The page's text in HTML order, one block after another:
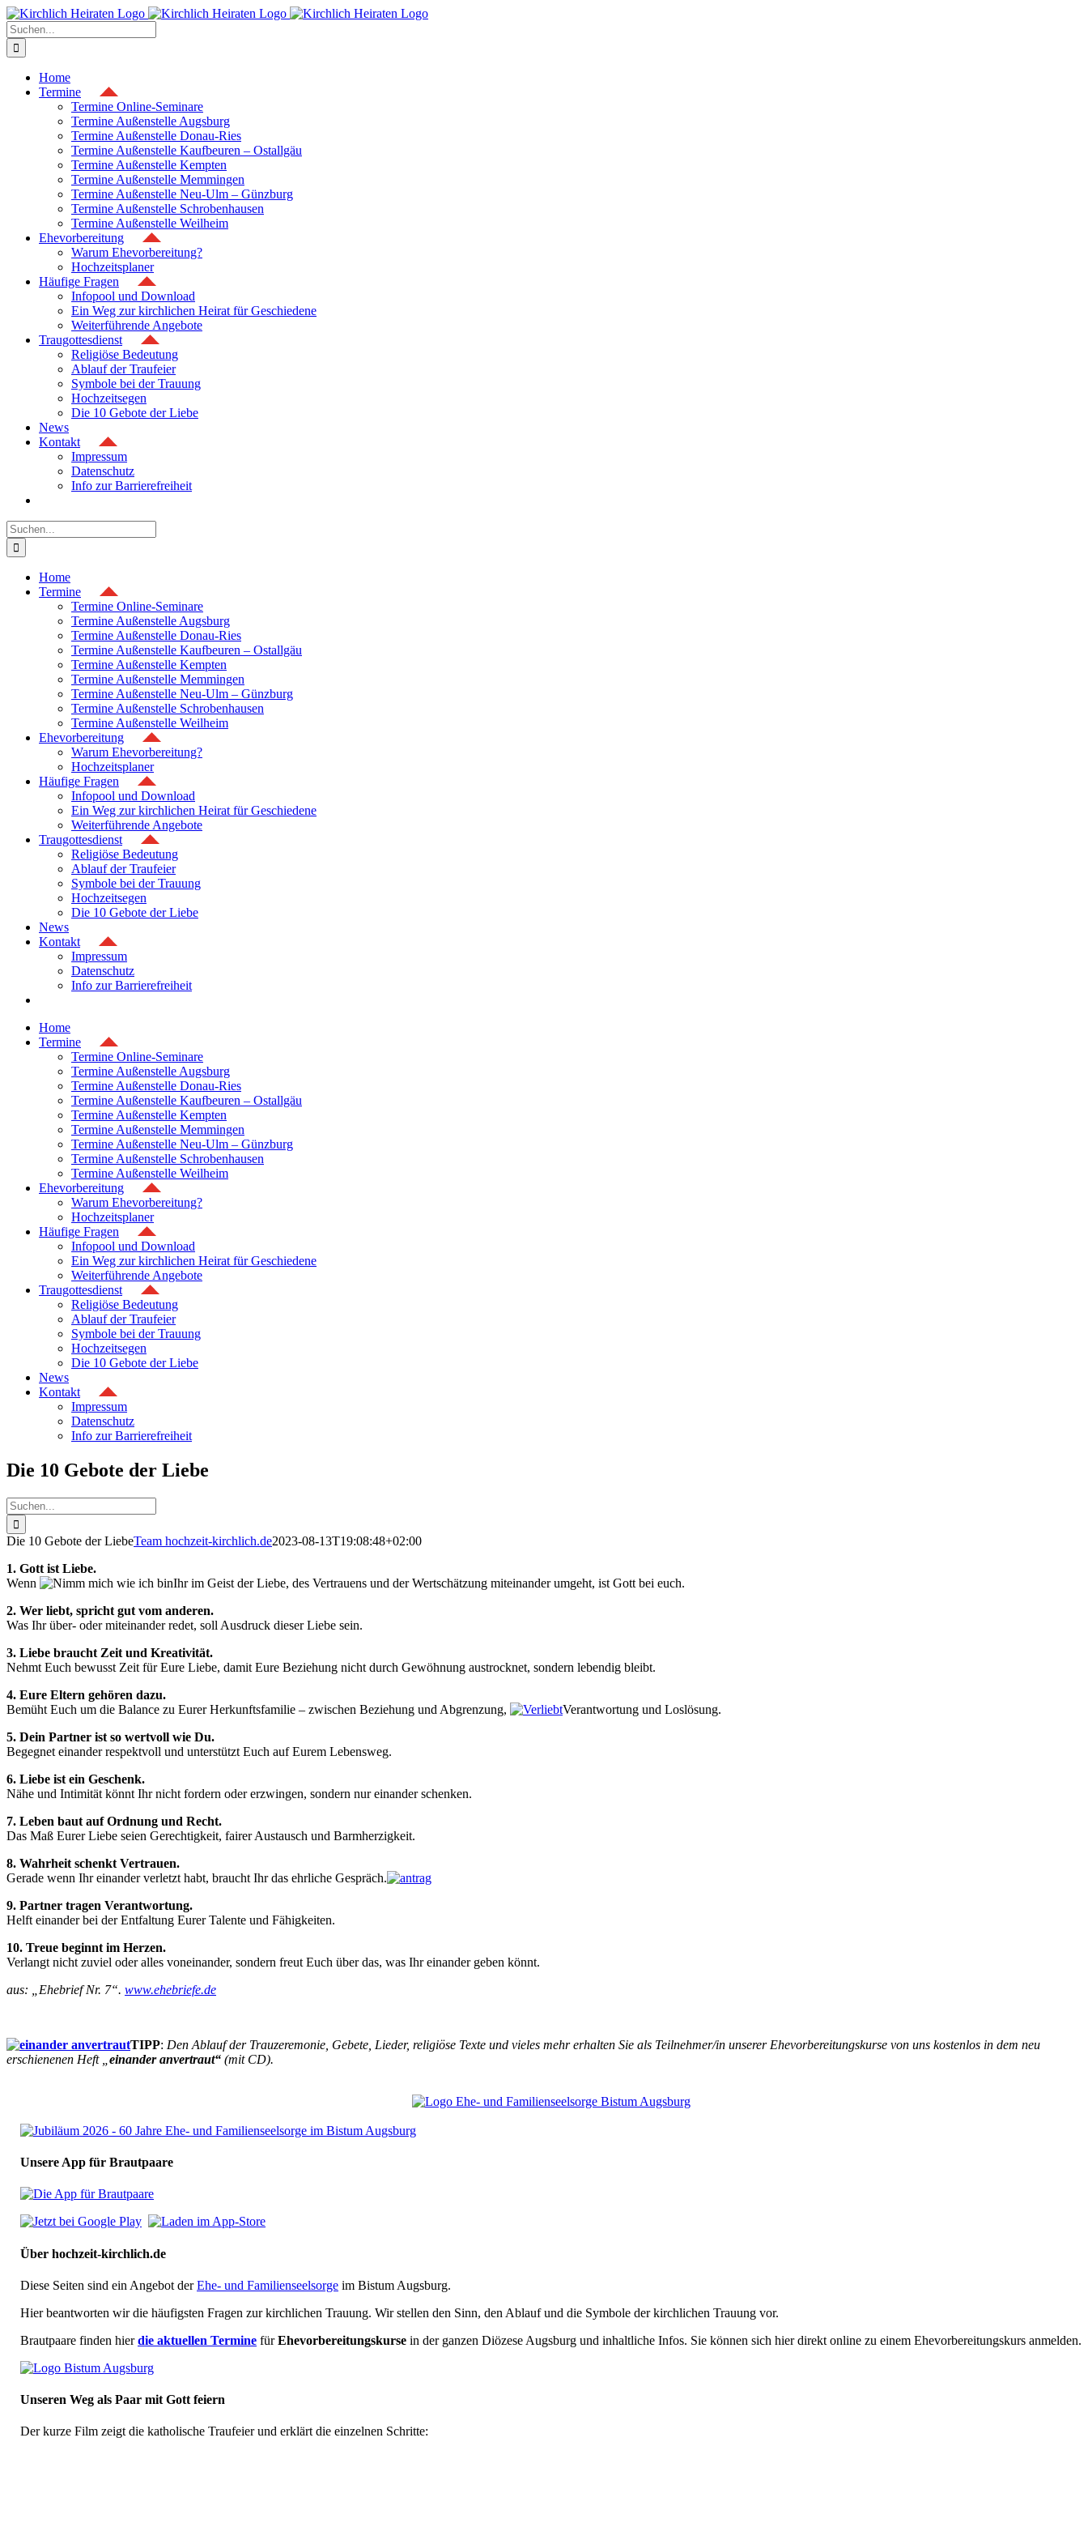
Zum
Inhalt
springen
Suche
nach:
Home
Termine
Termine Online-Seminare
Termine Außenstelle Augsburg
Termine Außenstelle Donau-Ries
Termine Außenstelle Kaufbeuren – Ostallgäu
Termine Außenstelle Kempten
Termine Außenstelle Memmingen
Termine Außenstelle Neu-Ulm – Günzburg
Termine Außenstelle Schrobenhausen
Termine Außenstelle Weilheim
Ehevorbereitung
Warum Ehevorbereitung?
Hochzeitsplaner
Häufige Fragen
Infopool und Download
Ein Weg zur kirchlichen Heirat für Geschiedene
Weiterführende Angebote
Traugottesdienst
Religiöse Bedeutung
Ablauf der Traufeier
Symbole bei der Trauung
Hochzeitsegen
Die 10 Gebote der Liebe
News
Kontakt
Impressum
Datenschutz
Info zur Barrierefreiheit
Suche
nach:
Home
Termine
Termine Online-Seminare
Termine Außenstelle Augsburg
Termine Außenstelle Donau-Ries
Termine Außenstelle Kaufbeuren – Ostallgäu
Termine Außenstelle Kempten
Termine Außenstelle Memmingen
Termine Außenstelle Neu-Ulm – Günzburg
Termine Außenstelle Schrobenhausen
Termine Außenstelle Weilheim
Ehevorbereitung
Warum Ehevorbereitung?
Hochzeitsplaner
Häufige Fragen
Infopool und Download
Ein Weg zur kirchlichen Heirat für Geschiedene
Weiterführende Angebote
Traugottesdienst
Religiöse Bedeutung
Ablauf der Traufeier
Symbole bei der Trauung
Hochzeitsegen
Die 10 Gebote der Liebe
News
Kontakt
Impressum
Datenschutz
Info zur Barrierefreiheit
Home
Termine
Termine Online-Seminare
Termine Außenstelle Augsburg
Termine Außenstelle Donau-Ries
Termine Außenstelle Kaufbeuren – Ostallgäu
Termine Außenstelle Kempten
Termine Außenstelle Memmingen
Termine Außenstelle Neu-Ulm – Günzburg
Termine Außenstelle Schrobenhausen
Termine Außenstelle Weilheim
Ehevorbereitung
Warum Ehevorbereitung?
Hochzeitsplaner
Häufige Fragen
Infopool und Download
Ein Weg zur kirchlichen Heirat für Geschiedene
Weiterführende Angebote
Traugottesdienst
Religiöse Bedeutung
Ablauf der Traufeier
Symbole bei der Trauung
Hochzeitsegen
Die 10 Gebote der Liebe
News
Kontakt
Impressum
Datenschutz
Info zur Barrierefreiheit
Die 10 Gebote der Liebe
Suche
nach:
Die 10 Gebote der LiebeTeam hochzeit-kirchlich.de2023-08-13T19:08:48+02:00
1. Gott ist Liebe.
Wenn
Ihr im Geist der Liebe, des Vertrauens und der Wertschätzung miteinander umgeht, ist Gott bei euch.
2. Wer liebt, spricht gut vom anderen.
Was Ihr über- oder miteinander redet, soll Ausdruck dieser Liebe sein.
3. Liebe braucht Zeit und Kreativität.
Nehmt Euch bewusst Zeit für Eure Liebe, damit Eure Beziehung nicht durch Gewöhnung austrocknet, sondern lebendig bleibt.
4. Eure Eltern gehören dazu.
Bemüht Euch um die Balance zu Eurer Herkunftsfamilie – zwischen Beziehung und Abgrenzung,
Verantwortung und Loslösung.
5. Dein Partner ist so wertvoll wie Du.
Begegnet einander respektvoll und unterstützt Euch auf Eurem Lebensweg.
6. Liebe ist ein Geschenk.
Nähe und Intimität könnt Ihr nicht fordern oder erzwingen, sondern nur einander schenken.
7. Leben baut auf Ordnung und Recht.
Das Maß Eurer Liebe seien Gerechtigkeit, fairer Austausch und Barmherzigkeit.
8. Wahrheit schenkt Vertrauen.
Gerade wenn Ihr einander verletzt habt, braucht Ihr das ehrliche Gespräch.
9. Partner tragen Verantwortung.
Helft einander bei der Entfaltung Eurer Talente und Fähigkeiten.
10. Treue beginnt im Herzen.
Verlangt nicht zuviel oder alles voneinander, sondern freut Euch über das, was Ihr einander geben könnt.
aus: „Ehebrief Nr. 7“. www.ehebriefe.de
TIPP: Den Ablauf der Trauzeremonie, Gebete, Lieder, religiöse Texte und vieles mehr erhalten Sie als Teilnehmer/in unserer Ehevorbereitungskurse von uns kostenlos in dem neu
erschienenen Heft „ einander anvertraut“ (mit CD).
Unsere App für Brautpaare
Über hochzeit-kirchlich.de
Diese Seiten sind ein Angebot derEhe- und Familienseelsorge im Bistum Augsburg.
Hier beantworten wir die häufigsten Fragen zur kirchlichen Trauung. Wir stellen den Sinn, den Ablauf und die Symbole der kirchlichen Trauung vor.
Brautpaare finden hierdie aktuellen Termine fürEhevorbereitungskurse in der ganzen Diözese Augsburg und inhaltliche Infos. Sie können sich hier direkt online zu einem Ehevorbereitungskurs anmelden.
Unseren Weg als Paar mit Gott feiern
Der kurze Film zeigt die katholische Traufeier und erklärt die einzelnen Schritte: